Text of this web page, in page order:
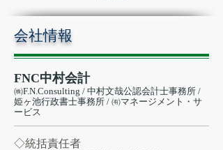
会社情報
FNC中村会計
㈱F.N.Consulting / 中村文哉公認会計士事務所 /
姫ヶ池行政書士事務所 / ㈲マネージメント・サ
ービス
◇統括責任者